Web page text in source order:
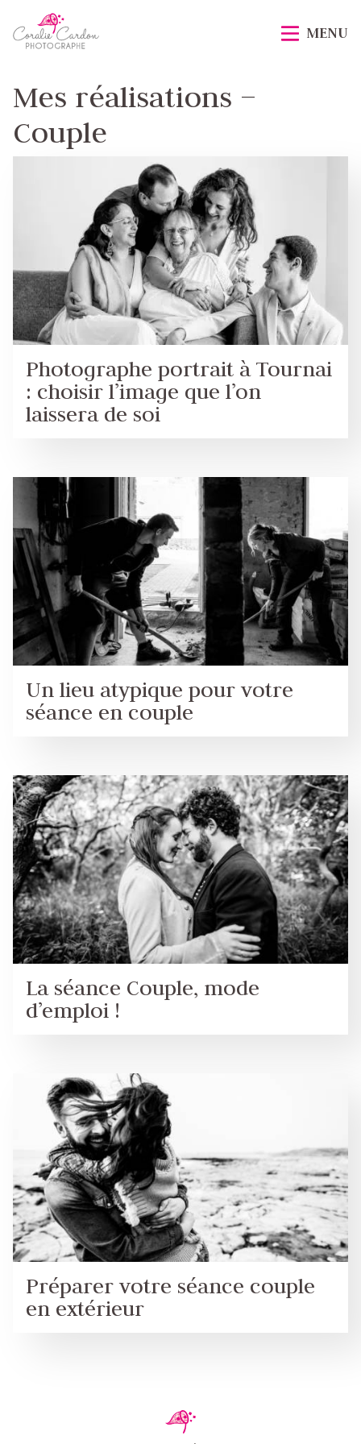
contenu
MENU
Mes réalisations –
Couple
Photographe portrait à Tournai
: choisir l’image que l’on
laissera de soi
Un lieu atypique pour votre
séance en couple
La séance Couple, mode
d’emploi !
Préparer votre séance couple
en extérieur